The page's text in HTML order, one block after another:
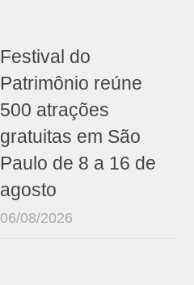
Festival do
Patrimônio reúne
500 atrações
gratuitas em São
Paulo de 8 a 16 de
agosto
06/08/2026